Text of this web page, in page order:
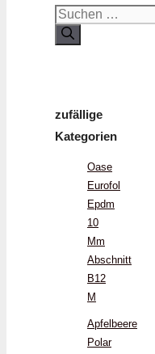
Suchen
nach:
zufällige
Kategorien
Oase
Eurofol
Epdm
10
Mm
Abschnitt
B12
M
Apfelbeere
Polar